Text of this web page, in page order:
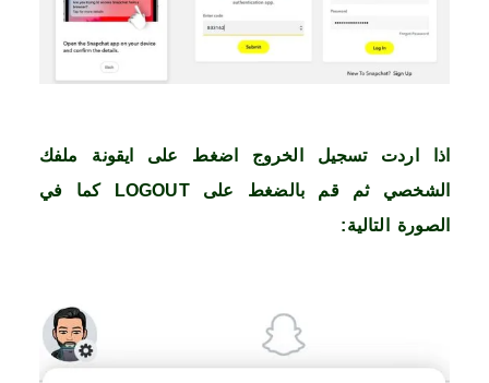
اذا اردت تسجيل الخروج اضغط على ايقونة ملفك
الشخصي ثم قم بالضغط على LOGOUT كما في
الصورة التالية: